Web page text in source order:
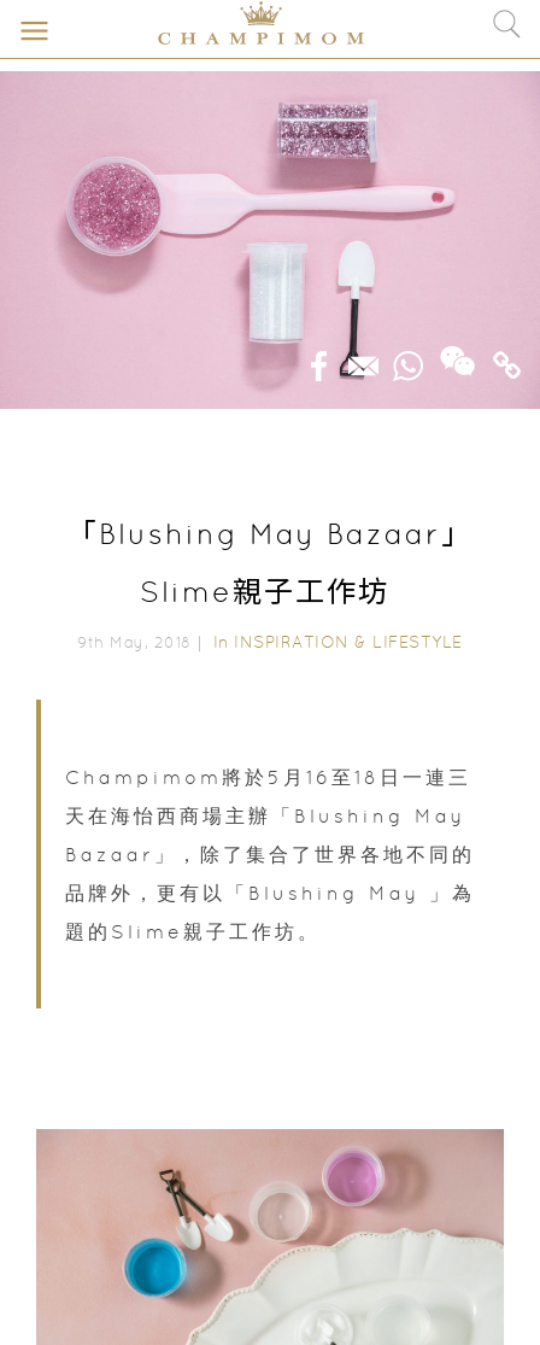
「Blushing May Bazaar」
Slime親子工作坊
9th May, 2018｜ In INSPIRATION & LIFESTYLE
Champimom將於5月16至18日一連三
天在海怡西商場主辦「Blushing May
Bazaar」，除了集合了世界各地不同的
品牌外，更有以「Blushing May 」為
題的Slime親子工作坊。